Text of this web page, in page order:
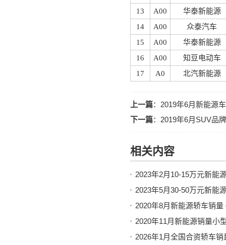
13
A00
华泰新能源
14
A00
众泰汽车
15
A00
华泰新能源
16
A00
知豆电动车
17
A0 北汽新能源
上一篇： 2019年6月新能源
下一篇： 2019年6月SUV品
相关内容
2023年2月10-15万元新能
2023年5月30-50万元新能
2020年8月新能源轿车销
2020年11月新能源销量小
2026年1月全国合资轿车